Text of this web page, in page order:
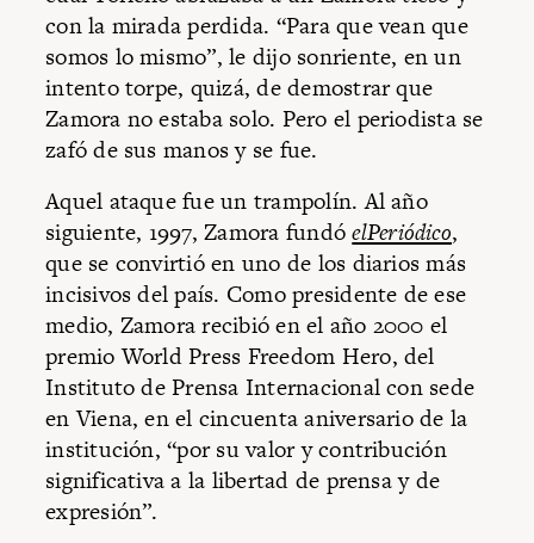
con la mirada perdida. “Para que vean que
somos lo mismo”, le dijo sonriente, en un
intento torpe, quizá, de demostrar que
Zamora no estaba solo. Pero el periodista se
zafó de sus manos y se fue.
Aquel ataque fue un trampolín. Al año
siguiente, 1997, Zamora fundóelPeriódico,
que se convirtió en uno de los diarios más
incisivos del país. Como presidente de ese
medio, Zamora recibió en el año 2000 el
premio World Press Freedom Hero, del
Instituto de Prensa Internacional con sede
en Viena, en el cincuenta aniversario de la
institución, “por su valor y contribución
significativa a la libertad de prensa y de
expresión”.